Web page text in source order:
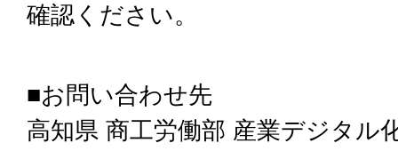
確認ください。
■お問い合わせ先
高知県 商工労働部 産業デジタル